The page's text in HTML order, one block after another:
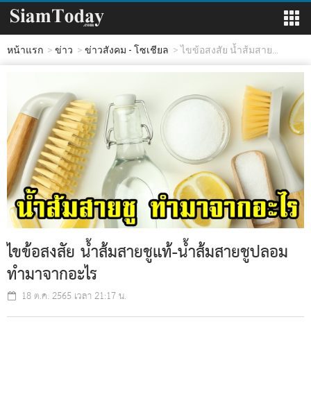
หน้าแรก ข่าว ข่าวสังคม - โซเชียล ไขข้อสงสัย น้ำส้มสาย...
ไขข้อสงสัย น้ำส้มสายชูแท้-น้ำส้มสายชูปลอม
ทำมาจากอะไร
18 ต.ค. 2565 เวลา 21:17 น.